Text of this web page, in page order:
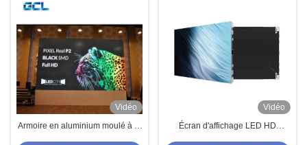
Vidéo
Armoire en aluminium moulé à la
Vidéo
Écran d'affichage LED HD